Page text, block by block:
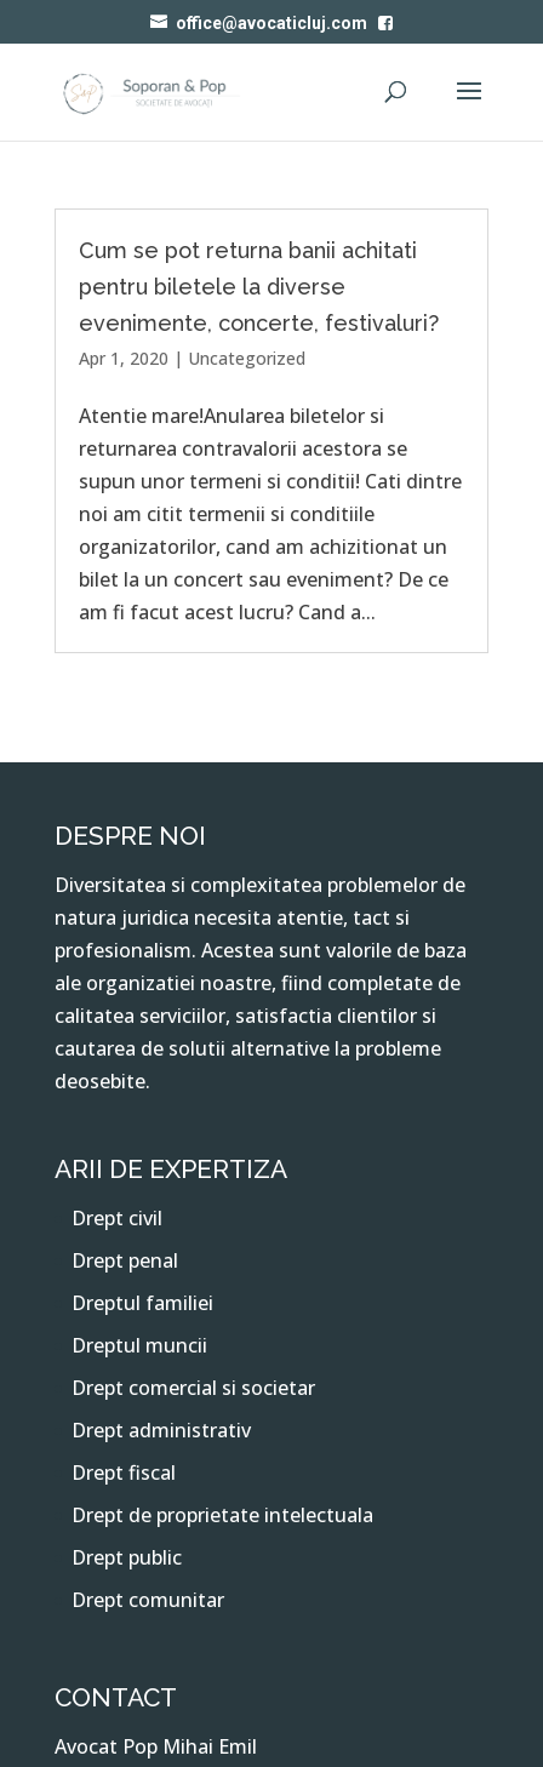
office@avocaticluj.com
Cum se pot returna banii achitati
pentru biletele la diverse
evenimente, concerte, festivaluri?
Apr 1, 2020 | Uncategorized
Atentie mare!Anularea biletelor si
returnarea contravalorii acestora se
supun unor termeni si conditii! Cati dintre
noi am citit termenii si conditiile
organizatorilor, cand am achizitionat un
bilet la un concert sau eveniment? De ce
am fi facut acest lucru? Cand a...
DESPRE NOI
Diversitatea si complexitatea problemelor de
natura juridica necesita atentie, tact si
profesionalism. Acestea sunt valorile de baza
ale organizatiei noastre, fiind completate de
calitatea serviciilor, satisfactia clientilor si
cautarea de solutii alternative la probleme
deosebite.
ARII DE EXPERTIZA
Drept civil
Drept penal
Dreptul familiei
Dreptul muncii
Drept comercial si societar
Drept administrativ
Drept fiscal
Drept de proprietate intelectuala
Drept public
Drept comunitar
CONTACT
Avocat Pop Mihai Emil